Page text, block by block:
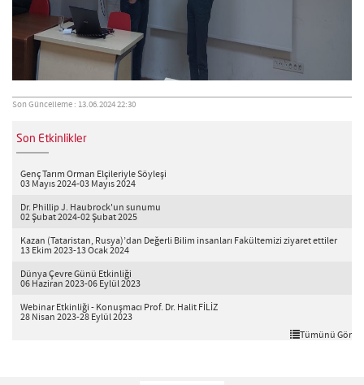
Son Güncelleme : 13.06.2024 22:30
Son Etkinlikler
Genç Tarım Orman Elçileriyle Söyleşi
03 Mayıs 2024-03 Mayıs 2024
Dr. Phillip J. Haubrock'un sunumu
02 Şubat 2024-02 Şubat 2025
Kazan (Tataristan, Rusya)’dan Değerli Bilim insanları Fakültemizi ziyaret ettiler
13 Ekim 2023-13 Ocak 2024
Dünya Çevre Günü Etkinliği
06 Haziran 2023-06 Eylül 2023
Webinar Etkinliği - Konuşmacı Prof. Dr. Halit FİLİZ
28 Nisan 2023-28 Eylül 2023
Tümünü Gör